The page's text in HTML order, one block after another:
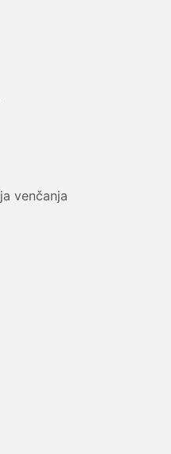
venčanja